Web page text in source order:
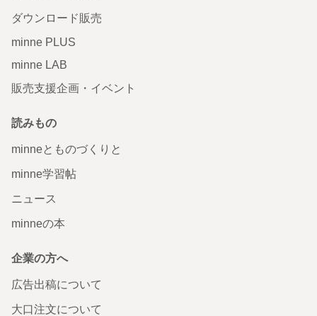
ダウンロード販売
minne PLUS
minne LAB
販売支援企画・イベント
読みもの
minneとものづくりと
minne学習帖
ニュース
minneの本
企業の方へ
広告出稿について
大口注文について